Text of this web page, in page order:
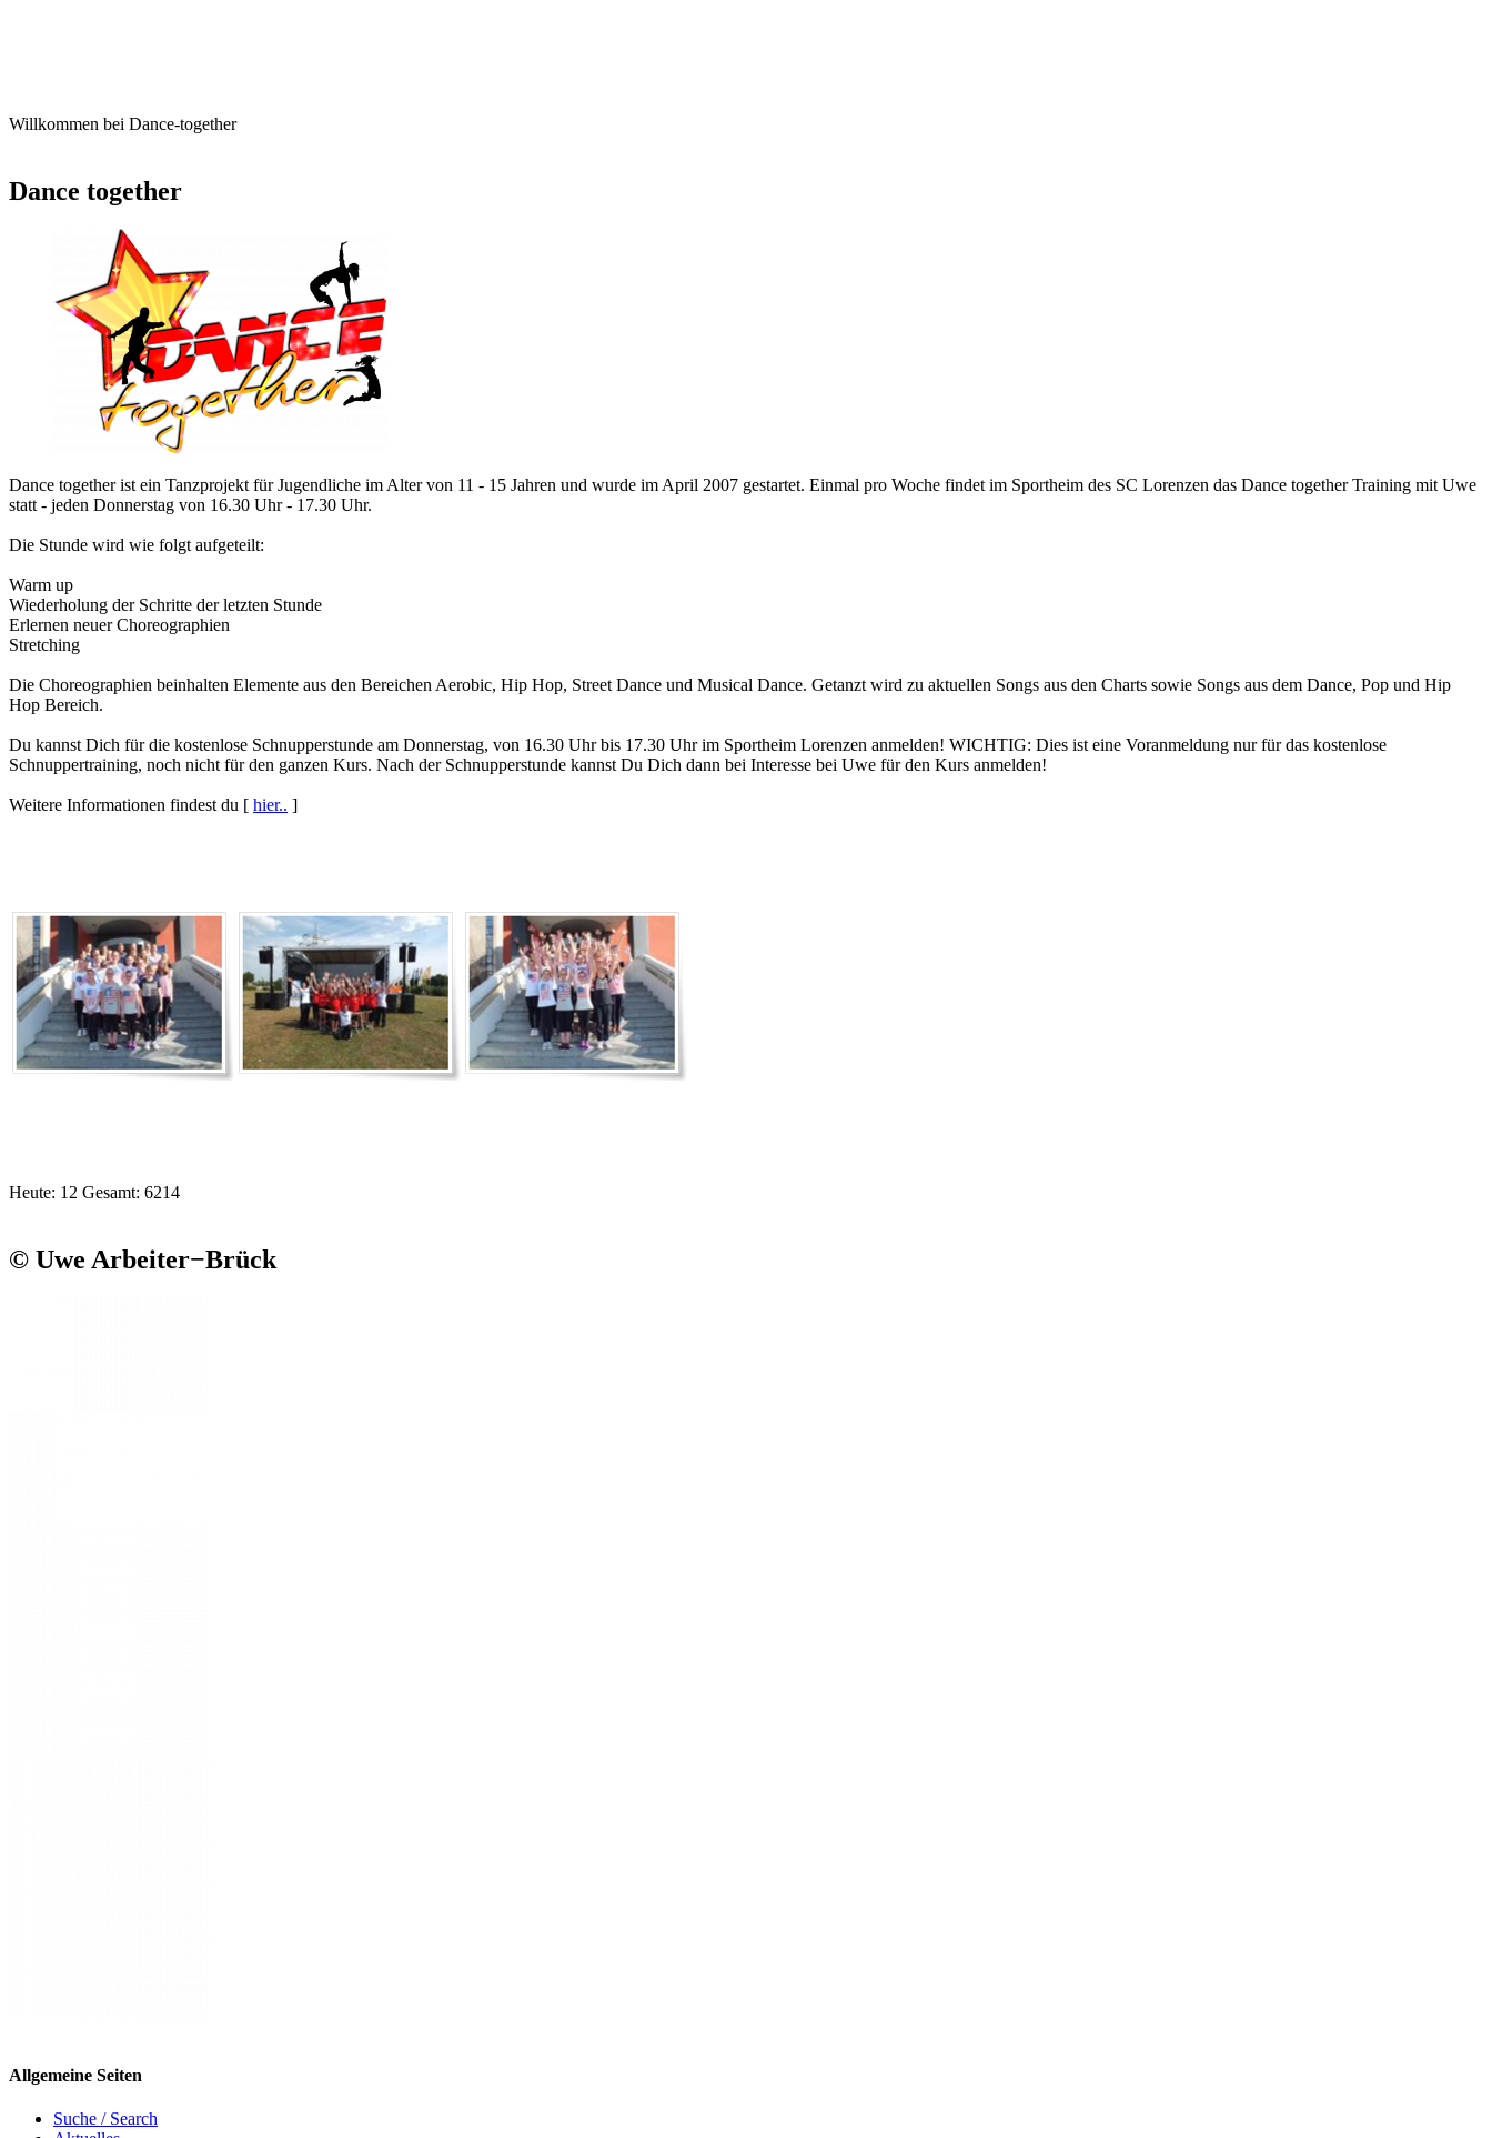
Willkommen bei Dance-together
Dance together
Dance together ist ein Tanzprojekt für Jugendliche im Alter von 11 - 15 Jahren und wurde im April 2007 gestartet. Einmal pro Woche findet im Sportheim des SC Lorenzen das Dance together Training mit Uwe
statt - jeden Donnerstag von 16.30 Uhr - 17.30 Uhr.
Die Stunde wird wie folgt aufgeteilt:
Warm up
Wiederholung der Schritte der letzten Stunde
Erlernen neuer Choreographien
Stretching
Die Choreographien beinhalten Elemente aus den Bereichen Aerobic, Hip Hop, Street Dance und Musical Dance. Getanzt wird zu aktuellen Songs aus den Charts sowie Songs aus dem Dance, Pop und Hip
Hop Bereich.
Du kannst Dich für die kostenlose Schnupperstunde am Donnerstag, von 16.30 Uhr bis 17.30 Uhr im Sportheim Lorenzen anmelden! WICHTIG: Dies ist eine Voranmeldung nur für das kostenlose
Schnuppertraining, noch nicht für den ganzen Kurs. Nach der Schnupperstunde kannst Du Dich dann bei Interesse bei Uwe für den Kurs anmelden!
Weitere Informationen findest du [ hier.. ]
Heute: 12 Gesamt: 6214
© Uwe Arbeiter−Brück
Allgemeine Seiten
Suche / Search